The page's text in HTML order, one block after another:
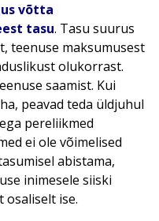
võtta
tasu. Tasu suurus
teenuse maksumusest
olukorrast.
saamist. Kui
peavad teda üldjuhul
pereliikmed
ei ole võimelised
abistama,
inimesele siiski
osaliselt ise.